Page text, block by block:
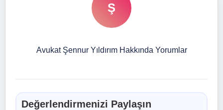
Ş
Avukat Şennur Yıldırım Hakkında Yorumlar
Değerlendirmenizi Paylaşın